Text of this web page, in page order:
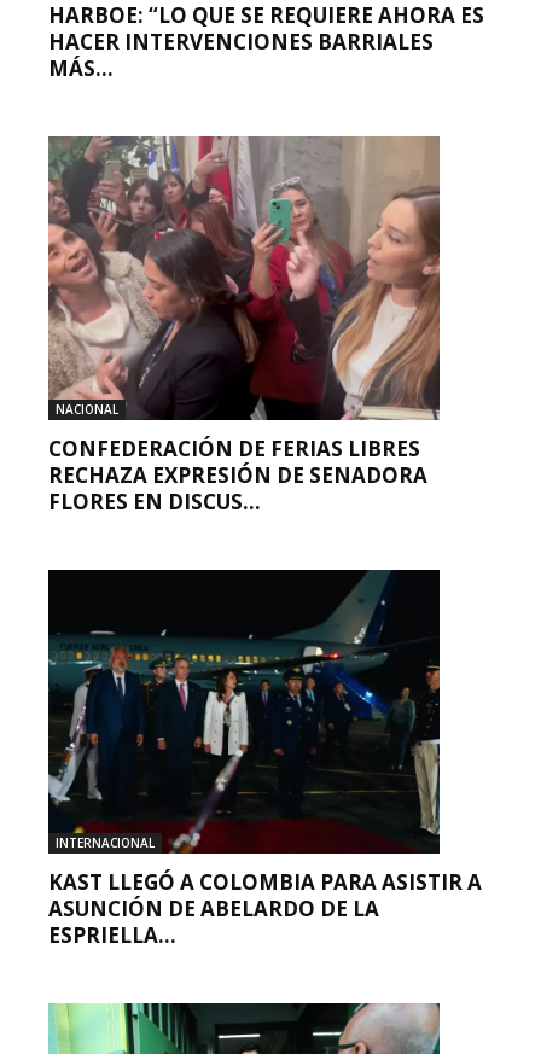
HARBOE: “LO QUE SE REQUIERE AHORA ES
HACER INTERVENCIONES BARRIALES
MÁS...
NACIONAL
CONFEDERACIÓN DE FERIAS LIBRES
RECHAZA EXPRESIÓN DE SENADORA
FLORES EN DISCUS...
INTERNACIONAL
KAST LLEGÓ A COLOMBIA PARA ASISTIR A
ASUNCIÓN DE ABELARDO DE LA
ESPRIELLA...